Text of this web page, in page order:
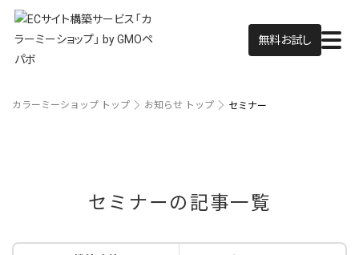
無料お試し
カラーミーショップ トップ お知らせ トップ セミナー
セミナーの記事一覧